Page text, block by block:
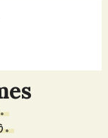
。